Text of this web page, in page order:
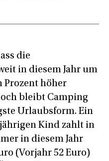
die
in diesem Jahr um
höher
bleibt Camping
Urlaubsform. Ein
Kind zahlt in
in diesem Jahr
(Vorjahr 52 Euro)